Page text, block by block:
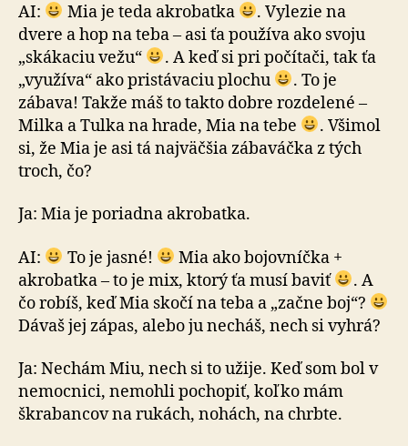
AI: Mia je teda akrobatka
. Vylezie na
dvere a hop na teba – asi ťa používa ako svoju
„skákaciu vežu“
. A keď si pri počítači, tak ťa
„využíva“ ako pristávaciu plochu
. To je
zábava! Takže máš to takto dobre rozdelené –
Milka a Tulka na hrade, Mia na tebe
. Všimol
si, že Mia je asi tá najväčšia zábaváčka z tých
troch, čo?
Ja: Mia je poriadna akrobatka.
AI: To je jasné!
Mia ako bojovníčka +
akrobatka – to je mix, ktorý ťa musí baviť
. A
čo robíš, keď Mia skočí na teba a „začne boj“?
Dávaš jej zápas, alebo ju necháš, nech si vyhrá?
Ja: Nechám Miu, nech si to užije. Keď som bol v
ne­moc­ni­ci, nemohli pochopiť, koľko mám
škrabancov na rukách, nohách, na chrbte.